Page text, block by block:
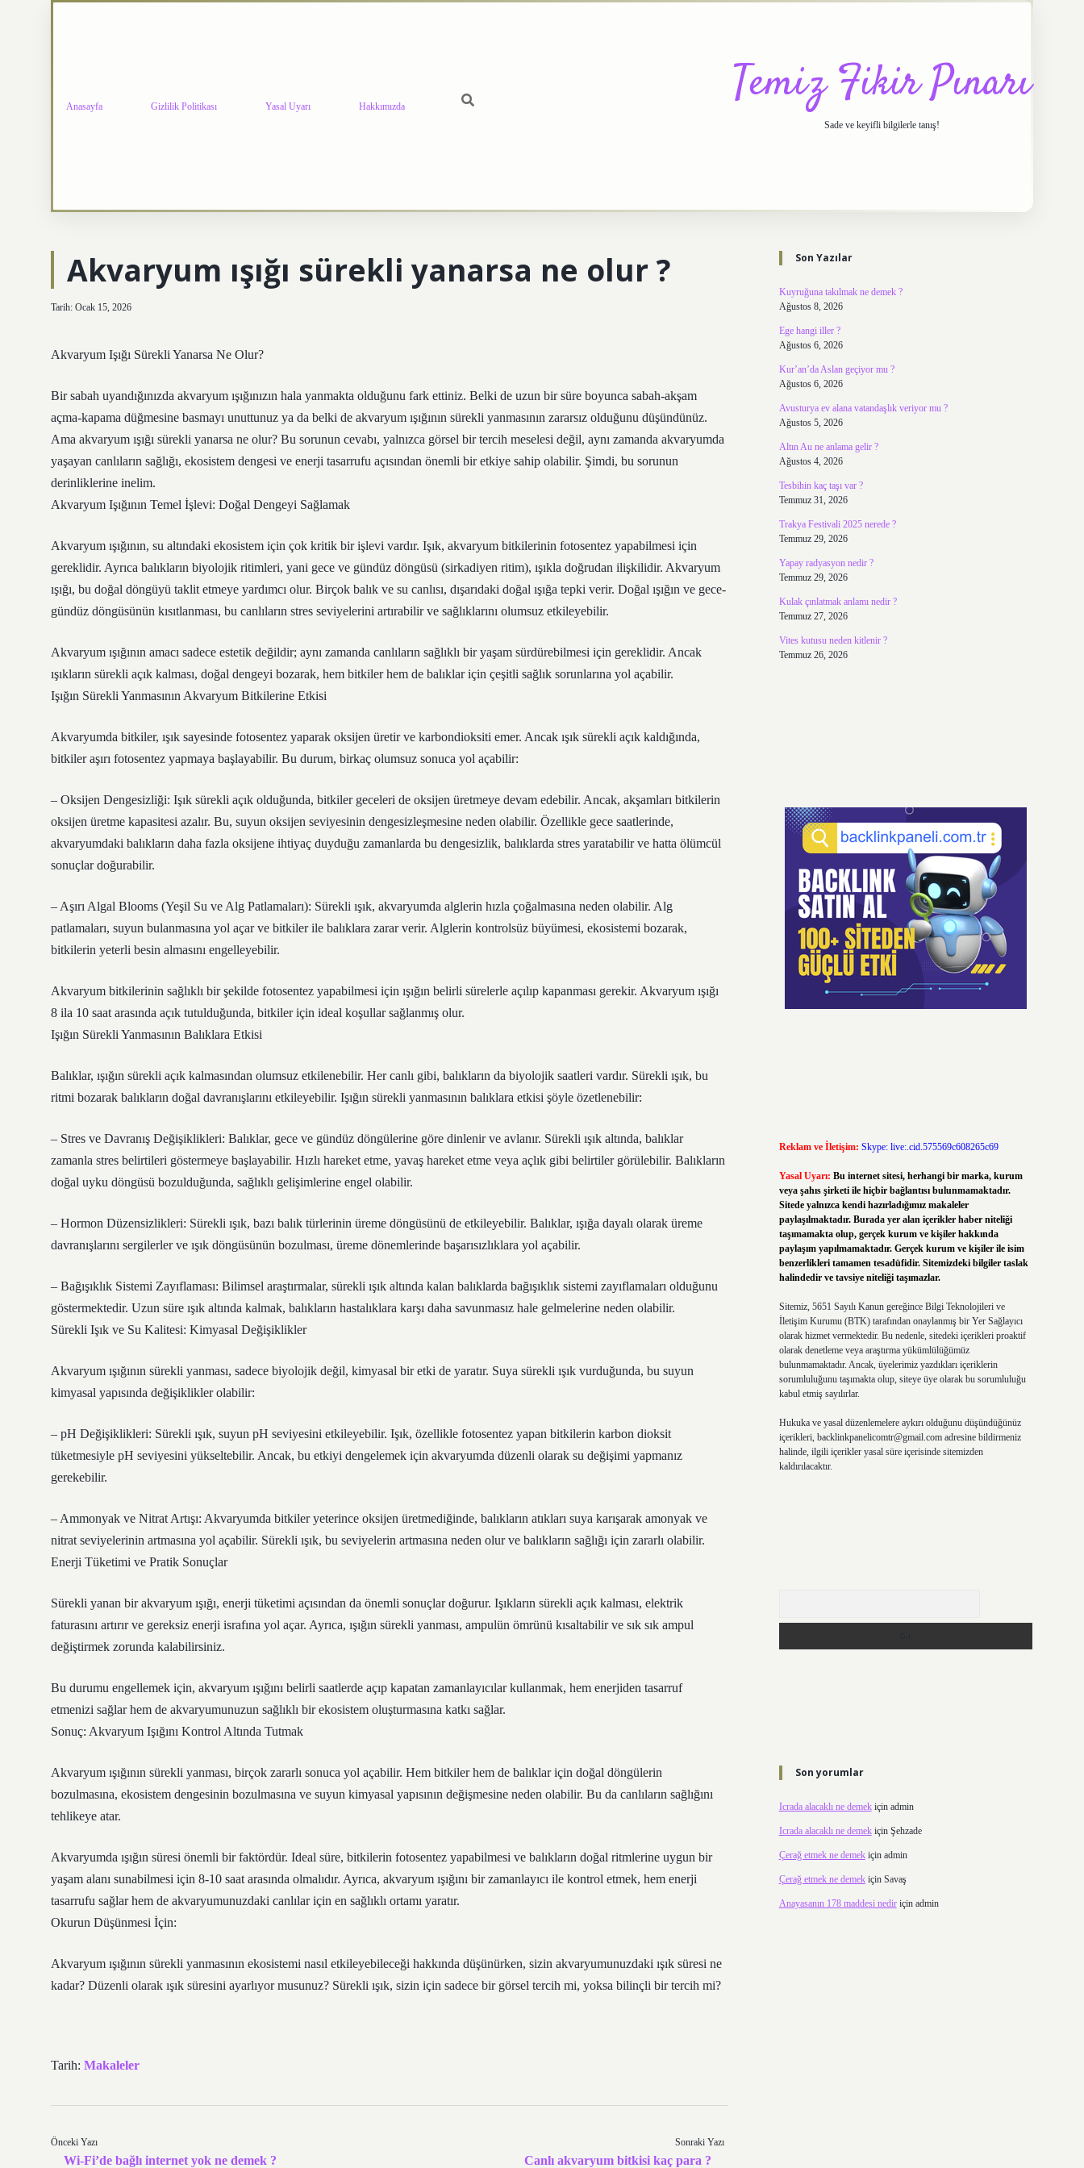
Anasayfa Gizlilik Politikası Yasal Uyarı Hakkımızda Temiz Fikir Pınarı
Sade ve keyifli bilgilerle tanış!
Akvaryum ışığı sürekli yanarsa ne olur ?
Tarih: Ocak 15, 2026
Akvaryum Işığı Sürekli Yanarsa Ne Olur?
Bir sabah uyandığınızda akvaryum ışığınızın hala yanmakta olduğunu fark ettiniz. Belki de uzun bir süre boyunca sabah-akşam
açma-kapama düğmesine basmayı unuttunuz ya da belki de akvaryum ışığının sürekli yanmasının zararsız olduğunu düşündünüz.
Ama akvaryum ışığı sürekli yanarsa ne olur? Bu sorunun cevabı, yalnızca görsel bir tercih meselesi değil, aynı zamanda akvaryumda
yaşayan canlıların sağlığı, ekosistem dengesi ve enerji tasarrufu açısından önemli bir etkiye sahip olabilir. Şimdi, bu sorunun
derinliklerine inelim.
Akvaryum Işığının Temel İşlevi: Doğal Dengeyi Sağlamak
Akvaryum ışığının, su altındaki ekosistem için çok kritik bir işlevi vardır. Işık, akvaryum bitkilerinin fotosentez yapabilmesi için
gereklidir. Ayrıca balıkların biyolojik ritimleri, yani gece ve gündüz döngüsü (sirkadiyen ritim), ışıkla doğrudan ilişkilidir. Akvaryum
ışığı, bu doğal döngüyü taklit etmeye yardımcı olur. Birçok balık ve su canlısı, dışarıdaki doğal ışığa tepki verir. Doğal ışığın ve gece-
gündüz döngüsünün kısıtlanması, bu canlıların stres seviyelerini artırabilir ve sağlıklarını olumsuz etkileyebilir.
Akvaryum ışığının amacı sadece estetik değildir; aynı zamanda canlıların sağlıklı bir yaşam sürdürebilmesi için gereklidir. Ancak
ışıkların sürekli açık kalması, doğal dengeyi bozarak, hem bitkiler hem de balıklar için çeşitli sağlık sorunlarına yol açabilir.
Işığın Sürekli Yanmasının Akvaryum Bitkilerine Etkisi
Akvaryumda bitkiler, ışık sayesinde fotosentez yaparak oksijen üretir ve karbondioksiti emer. Ancak ışık sürekli açık kaldığında,
bitkiler aşırı fotosentez yapmaya başlayabilir. Bu durum, birkaç olumsuz sonuca yol açabilir:
– Oksijen Dengesizliği: Işık sürekli açık olduğunda, bitkiler geceleri de oksijen üretmeye devam edebilir. Ancak, akşamları bitkilerin
oksijen üretme kapasitesi azalır. Bu, suyun oksijen seviyesinin dengesizleşmesine neden olabilir. Özellikle gece saatlerinde,
akvaryumdaki balıkların daha fazla oksijene ihtiyaç duyduğu zamanlarda bu dengesizlik, balıklarda stres yaratabilir ve hatta ölümcül
sonuçlar doğurabilir.
– Aşırı Algal Blooms (Yeşil Su ve Alg Patlamaları): Sürekli ışık, akvaryumda alglerin hızla çoğalmasına neden olabilir. Alg
patlamaları, suyun bulanmasına yol açar ve bitkiler ile balıklara zarar verir. Alglerin kontrolsüz büyümesi, ekosistemi bozarak,
bitkilerin yeterli besin almasını engelleyebilir.
Akvaryum bitkilerinin sağlıklı bir şekilde fotosentez yapabilmesi için ışığın belirli sürelerle açılıp kapanması gerekir. Akvaryum ışığı
8 ila 10 saat arasında açık tutulduğunda, bitkiler için ideal koşullar sağlanmış olur.
Işığın Sürekli Yanmasının Balıklara Etkisi
Balıklar, ışığın sürekli açık kalmasından olumsuz etkilenebilir. Her canlı gibi, balıkların da biyolojik saatleri vardır. Sürekli ışık, bu
ritmi bozarak balıkların doğal davranışlarını etkileyebilir. Işığın sürekli yanmasının balıklara etkisi şöyle özetlenebilir:
– Stres ve Davranış Değişiklikleri: Balıklar, gece ve gündüz döngülerine göre dinlenir ve avlanır. Sürekli ışık altında, balıklar
zamanla stres belirtileri göstermeye başlayabilir. Hızlı hareket etme, yavaş hareket etme veya açlık gibi belirtiler görülebilir. Balıkların
doğal uyku döngüsü bozulduğunda, sağlıklı gelişimlerine engel olabilir.
– Hormon Düzensizlikleri: Sürekli ışık, bazı balık türlerinin üreme döngüsünü de etkileyebilir. Balıklar, ışığa dayalı olarak üreme
davranışlarını sergilerler ve ışık döngüsünün bozulması, üreme dönemlerinde başarısızlıklara yol açabilir.
– Bağışıklık Sistemi Zayıflaması: Bilimsel araştırmalar, sürekli ışık altında kalan balıklarda bağışıklık sistemi zayıflamaları olduğunu
göstermektedir. Uzun süre ışık altında kalmak, balıkların hastalıklara karşı daha savunmasız hale gelmelerine neden olabilir.
Sürekli Işık ve Su Kalitesi: Kimyasal Değişiklikler
Akvaryum ışığının sürekli yanması, sadece biyolojik değil, kimyasal bir etki de yaratır. Suya sürekli ışık vurduğunda, bu suyun
kimyasal yapısında değişiklikler olabilir:
– pH Değişiklikleri: Sürekli ışık, suyun pH seviyesini etkileyebilir. Işık, özellikle fotosentez yapan bitkilerin karbon dioksit
tüketmesiyle pH seviyesini yükseltebilir. Ancak, bu etkiyi dengelemek için akvaryumda düzenli olarak su değişimi yapmanız
gerekebilir.
– Ammonyak ve Nitrat Artışı: Akvaryumda bitkiler yeterince oksijen üretmediğinde, balıkların atıkları suya karışarak amonyak ve
nitrat seviyelerinin artmasına yol açabilir. Sürekli ışık, bu seviyelerin artmasına neden olur ve balıkların sağlığı için zararlı olabilir.
Enerji Tüketimi ve Pratik Sonuçlar
Sürekli yanan bir akvaryum ışığı, enerji tüketimi açısından da önemli sonuçlar doğurur. Işıkların sürekli açık kalması, elektrik
faturasını artırır ve gereksiz enerji israfına yol açar. Ayrıca, ışığın sürekli yanması, ampulün ömrünü kısaltabilir ve sık sık ampul
değiştirmek zorunda kalabilirsiniz.
Bu durumu engellemek için, akvaryum ışığını belirli saatlerde açıp kapatan zamanlayıcılar kullanmak, hem enerjiden tasarruf
etmenizi sağlar hem de akvaryumunuzun sağlıklı bir ekosistem oluşturmasına katkı sağlar.
Sonuç: Akvaryum Işığını Kontrol Altında Tutmak
Akvaryum ışığının sürekli yanması, birçok zararlı sonuca yol açabilir. Hem bitkiler hem de balıklar için doğal döngülerin
bozulmasına, ekosistem dengesinin bozulmasına ve suyun kimyasal yapısının değişmesine neden olabilir. Bu da canlıların sağlığını
tehlikeye atar.
Akvaryumda ışığın süresi önemli bir faktördür. Ideal süre, bitkilerin fotosentez yapabilmesi ve balıkların doğal ritmlerine uygun bir
yaşam alanı sunabilmesi için 8-10 saat arasında olmalıdır. Ayrıca, akvaryum ışığını bir zamanlayıcı ile kontrol etmek, hem enerji
tasarrufu sağlar hem de akvaryumunuzdaki canlılar için en sağlıklı ortamı yaratır.
Okurun Düşünmesi İçin:
Akvaryum ışığının sürekli yanmasının ekosistemi nasıl etkileyebileceği hakkında düşünürken, sizin akvaryumunuzdaki ışık süresi ne
kadar? Düzenli olarak ışık süresini ayarlıyor musunuz? Sürekli ışık, sizin için sadece bir görsel tercih mi, yoksa bilinçli bir tercih mi?
Tarih: Makaleler
Önceki Yazı
Wi-Fi’de bağlı internet yok ne demek ?
Sonraki Yazı
Canlı akvaryum bitkisi kaç para ?
Sidebar
Son Yazılar
Kuyruğuna takılmak ne demek ?
Ağustos 8, 2026
Ege hangi iller ?
Ağustos 6, 2026
Kur’an’da Aslan geçiyor mu ?
Ağustos 6, 2026
Avusturya ev alana vatandaşlık veriyor mu ?
Ağustos 5, 2026
Altın Au ne anlama gelir ?
Ağustos 4, 2026
Tesbihin kaç taşı var ?
Temmuz 31, 2026
Trakya Festivali 2025 nerede ?
Temmuz 29, 2026
Yapay radyasyon nedir ?
Temmuz 29, 2026
Kulak çınlatmak anlamı nedir ?
Temmuz 27, 2026
Vites kutusu neden kitlenir ?
Temmuz 26, 2026
Reklam ve İletişim: Skype: live:.cid.575569c608265c69
Yasal Uyarı: Bu internet sitesi, herhangi bir marka, kurum
veya şahıs şirketi ile hiçbir bağlantısı bulunmamaktadır.
Sitede yalnızca kendi hazırladığımız makaleler
paylaşılmaktadır. Burada yer alan içerikler haber niteliği
taşımamakta olup, gerçek kurum ve kişiler hakkında
paylaşım yapılmamaktadır. Gerçek kurum ve kişiler ile isim
benzerlikleri tamamen tesadüfidir. Sitemizdeki bilgiler taslak
halindedir ve tavsiye niteliği taşımazlar.
Sitemiz, 5651 Sayılı Kanun gereğince Bilgi Teknolojileri ve
İletişim Kurumu (BTK) tarafından onaylanmış bir Yer Sağlayıcı
olarak hizmet vermektedir. Bu nedenle, sitedeki içerikleri proaktif
olarak denetleme veya araştırma yükümlülüğümüz
bulunmamaktadır. Ancak, üyelerimiz yazdıkları içeriklerin
sorumluluğunu taşımakta olup, siteye üye olarak bu sorumluluğu
kabul etmiş sayılırlar.
Hukuka ve yasal düzenlemelere aykırı olduğunu düşündüğünüz
içerikleri, backlinkpanelicomtr@gmail.comadresine bildirmeniz
halinde, ilgili içerikler yasal süre içerisinde sitemizden
kaldırılacaktır.
Son yorumlar
Icrada alacaklı ne demekiçin admin
Icrada alacaklı ne demekiçin Şehzade
Çerağ etmek ne demekiçin admin
Çerağ etmek ne demekiçin Savaş
Anayasanın 178 maddesi nediriçin admin